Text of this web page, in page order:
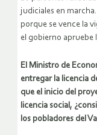
judiciales en
porque se vence la
el gobierno apruebe
El Ministro de
entregar la licencia
que el inicio del
licencia social,
los pobladores del